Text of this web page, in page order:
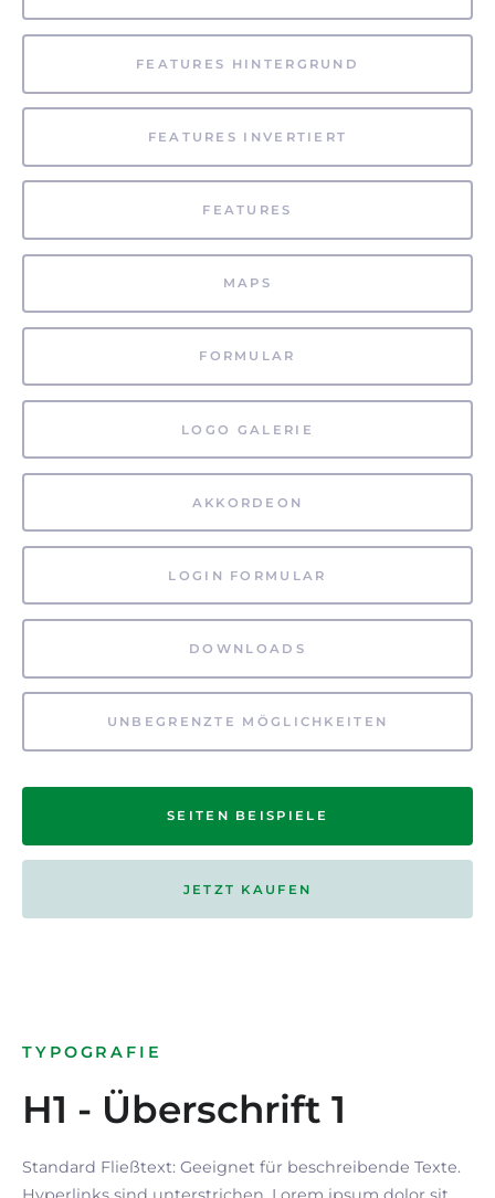
FEATURES HINTERGRUND
FEATURES INVERTIERT
FEATURES
MAPS
FORMULAR
LOGO GALERIE
AKKORDEON
LOGIN FORMULAR
DOWNLOADS
UNBEGRENZTE MÖGLICHKEITEN
SEITEN BEISPIELE
JETZT KAUFEN
TYPOGRAFIE
H1 - Überschrift 1
Standard Fließtext: Geeignet für beschreibende Texte.